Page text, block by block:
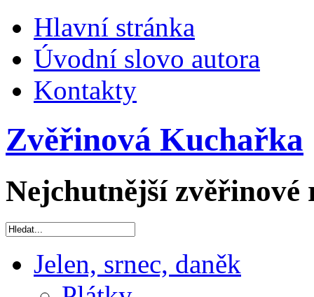
Hlavní stránka
Úvodní slovo autora
Kontakty
Zvěřinová Kuchařka
Nejchutnější zvěřinové
Jelen, srnec, daněk